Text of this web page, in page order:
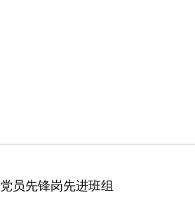
员先锋岗先进班组